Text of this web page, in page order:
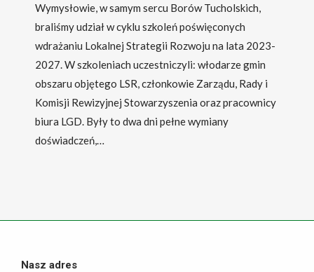
Wymysłowie, w samym sercu Borów Tucholskich,
braliśmy udział w cyklu szkoleń poświęconych
wdrażaniu Lokalnej Strategii Rozwoju na lata 2023-
2027. W szkoleniach uczestniczyli: włodarze gmin
obszaru objętego LSR, członkowie Zarządu, Rady i
Komisji Rewizyjnej Stowarzyszenia oraz pracownicy
biura LGD. Były to dwa dni pełne wymiany
doświadczeń,…
Nasz adres